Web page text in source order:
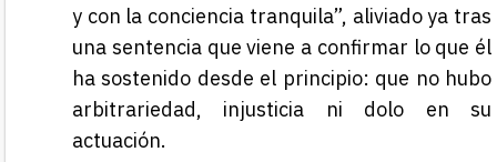
y con la conciencia tranquila”, aliviado ya tras
una sentencia que viene a confirmar lo que él
ha sostenido desde el principio: que no hubo
arbitrariedad, injusticia ni dolo en su
actuación.